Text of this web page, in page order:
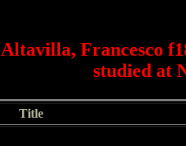
Altavilla, Francesco
studied at
Title